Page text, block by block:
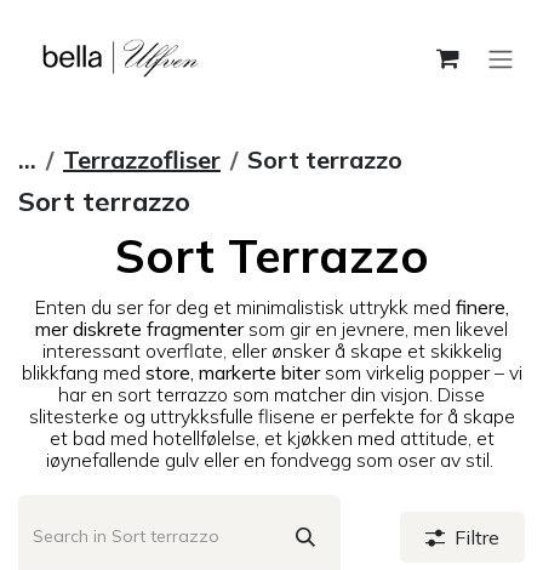
... Terrazzofliser Sort terrazzo
Sort terrazzo
Sort Terrazzo
Enten du ser for deg et minimalistisk uttrykk med finere,
mer diskrete fragmentersom gir en jevnere, men likevel
interessant overflate, eller ønsker å skape et skikkelig
blikkfang med store, markerte bitersom virkelig popper – vi
har en sort terrazzo som matcher din visjon. Disse
slitesterke og uttrykksfulle flisene er perfekte for å skape
et bad med hotellfølelse, et kjøkken med attitude, et
iøynefallende gulv eller en fondvegg som oser av stil.
Filtre